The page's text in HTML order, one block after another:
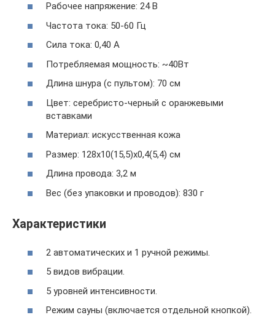
Рабочее напряжение: 24 В
Частота тока: 50-60 Гц
Сила тока: 0,40 А
Потребляемая мощность: ~40Вт
Длина шнура (с пультом): 70 см
Цвет: серебристо-черный с оранжевыми
вставками
Материал: искусственная кожа
Размер: 128х10(15,5)х0,4(5,4) см
Длина провода: 3,2 м
Вес (без упаковки и проводов): 830 г
Характеристики
2 автоматических и 1 ручной режимы.
5 видов вибрации.
5 уровней интенсивности.
Режим сауны (включается отдельной кнопкой).